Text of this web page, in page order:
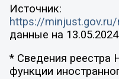
Источник:
https://
данные на 13.05.2024
* Сведения
функции